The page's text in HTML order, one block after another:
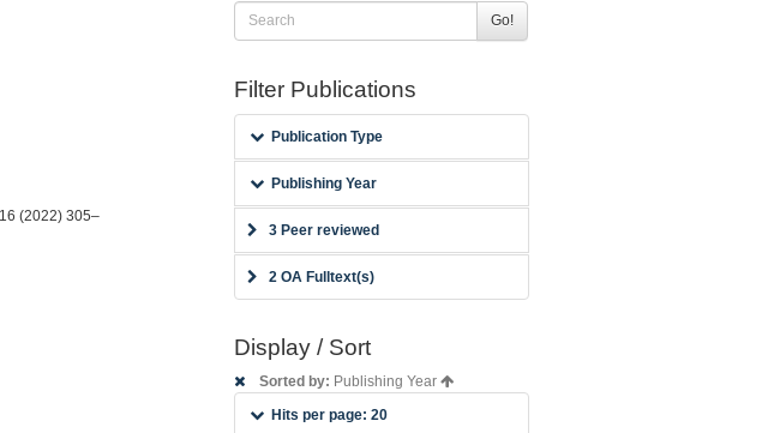
(2022) 305–
Go!
Filter Publications
Publication Type
Publishing Year
3 Peer reviewed
2 OA Fulltext(s)
Display / Sort
Sorted by: Publishing Year
Hits per page: 20